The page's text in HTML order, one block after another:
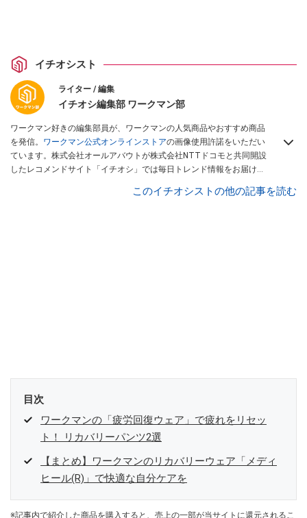
イチオシスト
ライター / 編集
イチオシ編集部 ワークマン部
ワークマン好きの編集部員が、ワークマンの人気商品やおすすめ商品
を発信。 ワークマン公式オンラインストアの画像使用許諾をいただい
ています。株式会社オールアバウトが株式会社NTTドコモと共同開設
したレコメンドサイト「イチオシ」では毎日トレンド情報をお届け。
このイチオシストの他の記事を読む
目次
ワークマンの「疲労回復ウェア」で疲れをリセッ
ト！ リカバリーパンツ2選
【まとめ】ワークマンのリカバリーウェア「メディ
ヒール(R)」で快適な自分ケアを
※記事内で紹介した商品を購入すると、売上の一部が当サイトに還元されるこ